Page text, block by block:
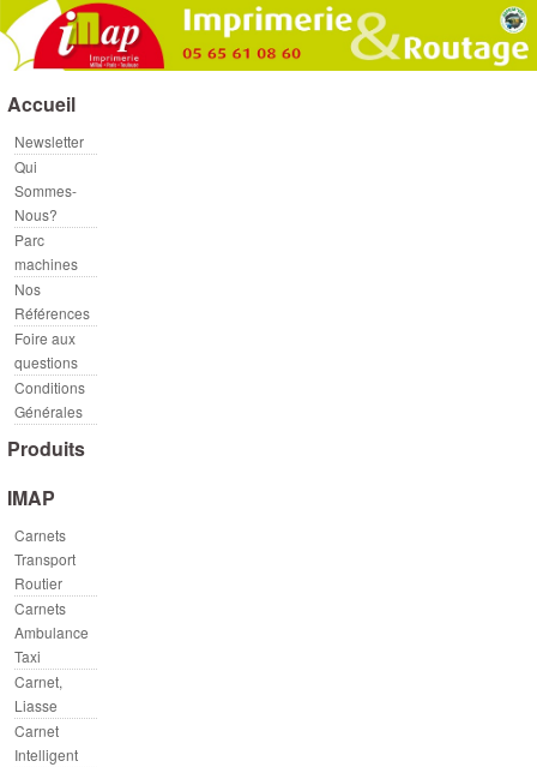
Accueil
Newsletter
Qui
Sommes-
Nous?
Parc
machines
Nos
Références
Foire aux
questions
Conditions
Générales
Produits
IMAP
Carnets
Transport
Routier
Carnets
Ambulance
Taxi
Carnet,
Liasse
Carnet
Intelligent